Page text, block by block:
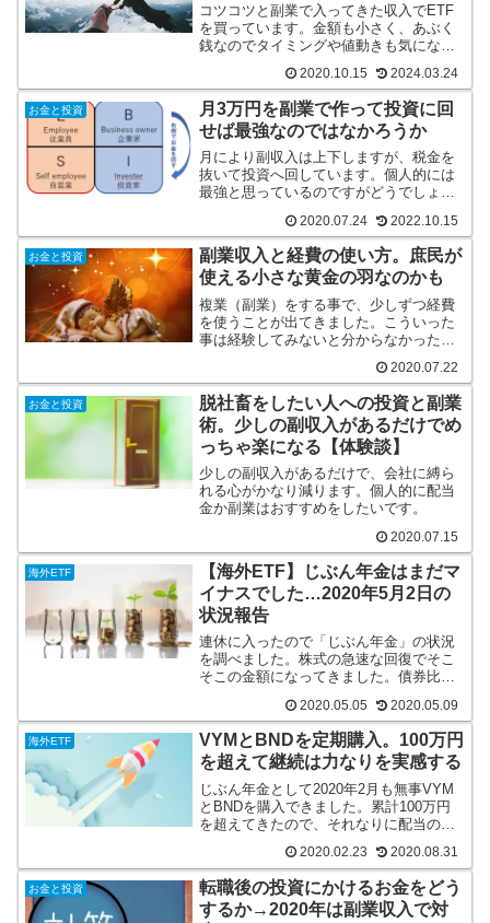
コツコツと副業で入ってきた収入でETF
を買っています。金額も小さく、あぶく
銭なのでタイミングや値動きも気になら
と感じたので記事にしました。
2020.10.15 2024.03.24
お金と投資
月3万円を副業で作って投資に回
せば最強なのではなかろうか
月により副収入は上下しますが、税金を
抜いて投資へ回しています。個人的には
最強と思っているのですがどうでしょう
せている管理人の方法を紹介していま
す。
2020.07.24 2022.10.15
お金と投資
副業収入と経費の使い方。庶民が
使える小さな黄金の羽なのかも
複業（副業）をする事で、少しずつ経費
を使うことが出てきました。こういった
事は経験してみないと分からなかったの
2020.07.22
お金と投資
脱社畜をしたい人への投資と副業
術。少しの副収入があるだけでめ
っちゃ楽になる【体験談】
少しの副収入があるだけで、会社に縛ら
れる心がかなり減ります。個人的に配当
金か副業はおすすめをしたいです。
2020.07.15
海外ETF
【海外ETF】じぶん年金はまだマ
イナスでした…2020年5月2日の
状況報告
連休に入ったので「じぶん年金」の状況
を調べました。株式の急速な回復でそこ
そこの金額になってきました。債券比率
安が無いのは良いですね。
2020.05.05 2020.05.09
海外ETF
VYMとBNDを定期購入。100万円
を超えて継続は力なりを実感する
じぶん年金として2020年2月も無事VYM
とBNDを購入できました。累計100万円
を超えてきたので、それなりに配当の期
2020.02.23 2020.08.31
お金と投資
転職後の投資にかけるお金をどう
するか→2020年は副業収入で対